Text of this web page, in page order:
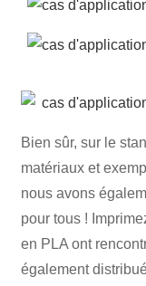
Bien sûr, sur le
matériaux et
nous avons
pour tous !
en PLA ont
également